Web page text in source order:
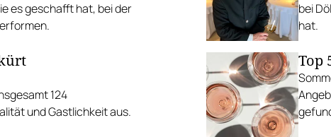
es geschafft hat, bei der
bei
hat.
124
und Gastlichkeit aus.
Top